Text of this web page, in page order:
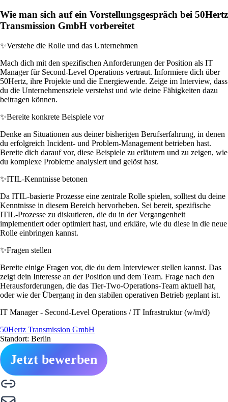
Wie man sich auf ein Vorstellungsgespräch bei 50Hertz
Transmission GmbH vorbereitet
✨Verstehe die Rolle und das Unternehmen
Mach dich mit den spezifischen Anforderungen der Position als IT
Manager für Second-Level Operations vertraut. Informiere dich über
50Hertz, ihre Projekte und die Energiewende. Zeige im Interview, dass
du die Unternehmensziele verstehst und wie deine Fähigkeiten dazu
beitragen können.
✨Bereite konkrete Beispiele vor
Denke an Situationen aus deiner bisherigen Berufserfahrung, in denen
du erfolgreich Incident- und Problem-Management betrieben hast.
Bereite dich darauf vor, diese Beispiele zu erläutern und zu zeigen, wie
du komplexe Probleme analysiert und gelöst hast.
✨ITIL-Kenntnisse betonen
Da ITIL-basierte Prozesse eine zentrale Rolle spielen, solltest du deine
Kenntnisse in diesem Bereich hervorheben. Sei bereit, spezifische
ITIL-Prozesse zu diskutieren, die du in der Vergangenheit
implementiert oder optimiert hast, und erkläre, wie du diese in die neue
Rolle einbringen kannst.
✨Fragen stellen
Bereite einige Fragen vor, die du dem Interviewer stellen kannst. Das
zeigt dein Interesse an der Position und dem Team. Frage nach den
Herausforderungen, die das Tier-Two-Operations-Team aktuell hat,
oder wie der Übergang in den stabilen operativen Betrieb geplant ist.
IT Manager - Second-Level Operations / IT Infrastruktur (w/m/d)
50Hertz Transmission GmbH
Standort: Berlin
Jetzt bewerben